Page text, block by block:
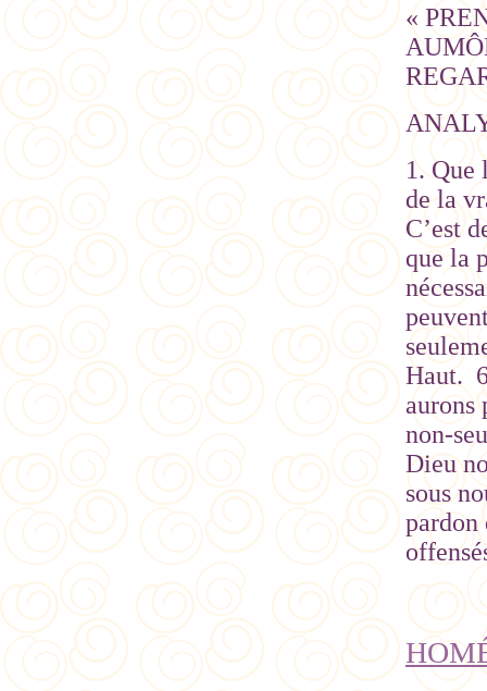
«
1.
de la
C’est
que la
Haut.
aurons
non-
Dieu
sous
pardon